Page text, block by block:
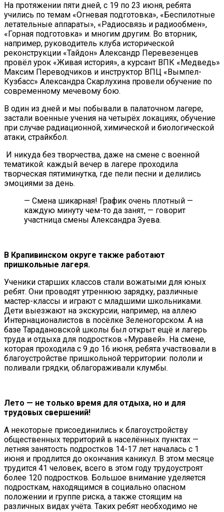
На протяжении пяти дней, с 19 по 23 июня, ребята
учились по темам «Огневая подготовка», «Беспилотные
летательные аппараты», «Радиосвязь и радиообмен»,
«Горная подготовка» и многим другим. Во вторник,
например, руководитель клуба исторической
реконструкции «Тайдон» Александр Перевезенцев
провёл урок «Живая история», а курсант ВПК «Медведь»
Максим Переводчиков и инструктор ВПЦ «Вымпел-
Кузбасс» Александра Скарлухина провели обучение по
современному мечевому бою.
В один из дней и мы побывали в палаточном лагере,
застали военные учения на четырёх локациях, обучение
при случае радиационной, химической и биологической
атаки, страйкбол.
И никуда без творчества, даже на смене с военной
тематикой: каждый вечер в лагере проходила
творческая пятиминутка, где пели песни и делились
эмоциями за день.
— Смена шикарная! График очень плотный —
каждую минуту чем-то да занят, — говорит
участница смены Александра Зуева.
В Крапивинском округе также работают
пришкольные лагеря.
Ученики старших классов стали вожатыми для юных
ребят. Они проводят утреннюю зарядку, различные
мастер-классы и играют с младшими школьниками.
Дети выезжают на экскурсии, например, на аллею
Интернационалистов в посёлке Зеленогорском. А на
базе Тарадановской школы был открыт ещё и лагерь
труда и отдыха для подростков «Муравей». На смене,
которая проходила с 9 до 16 июня, ребята участвовали в
благоустройстве пришкольной территории: пололи и
поливали грядки, облагораживали клумбы.
Лето — не только время для отдыха, но и для
трудовых свершений!
А некоторые присоединились к благоустройству
общественных территорий в населённых пунктах —
летняя занятость подростков 14-17 лет началась с 1
июня и продлится до окончания каникул. В этом месяце
трудится 41 человек, всего в этом году трудоустроят
более 120 подростков. Большое внимание уделяется
подросткам, находящимся в социально опасном
положении и группе риска, а также стоящим на
различных видах учёта. Таких ребят необходимо не